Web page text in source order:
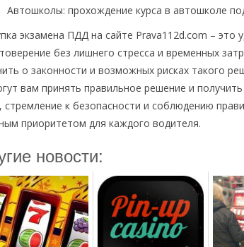
Автошколы: прохождение курса в автошколе
экзамена ПДД на сайте Prava112d.com –
без лишнего стресса и временных
о законности и возможных рисках такого
вам принять правильное решение и
стремление к безопасности и соблюдению
приоритетом для каждого водителя.
новости: